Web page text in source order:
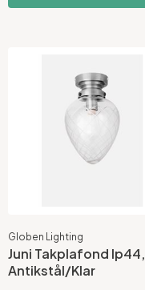
Globen Lighting
Juni Takplafond Ip44,
Antikstål/Klar